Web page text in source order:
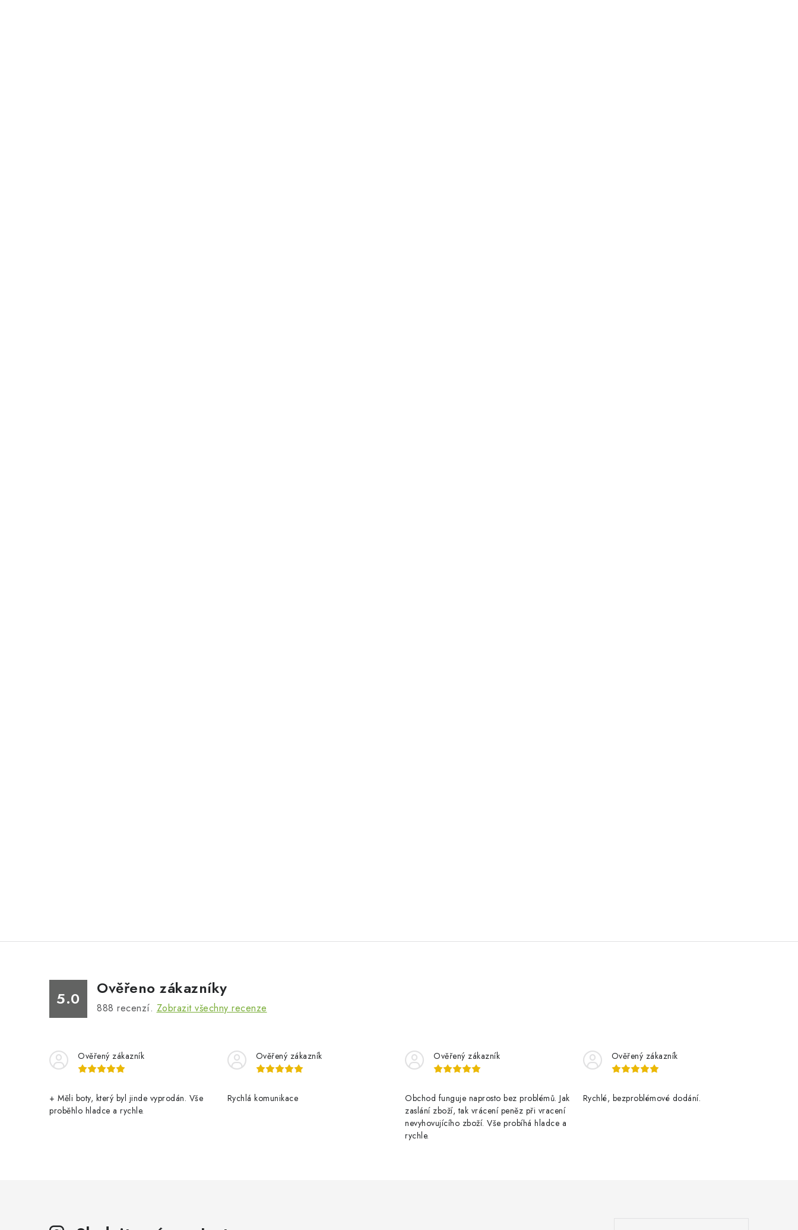
5.0
Ověřeno zákazníky
888 recenzí. Zobrazit všechny recenze
Ověřený zákazník
+ Měli boty, který byl jinde vyprodán. Vše
proběhlo hladce a rychle.
Ověřený zákazník
Rychlá komunikace
Ověřený zákazník
Obchod funguje naprosto bez problémů. Jak
zaslání zboží, tak vrácení peněz při vracení
nevyhovujícího zboží. Vše probíhá hladce a
rychle.
Ověřený zákazník
Rychlé, bezproblémové dodání.